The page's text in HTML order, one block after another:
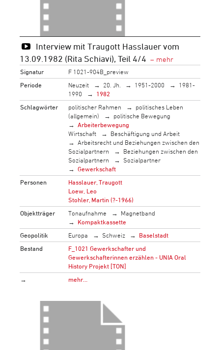
Interview mit Traugott Hasslauer vom
13.09.1982 (Rita Schiavi), Teil 4/4
Signatur
F 1021-904B_preview
Periode
Neuzeit 20. Jh. 1951-2000
1981-
1990
1982
Schlagwörter
politischer Rahmen
politisches Leben
(allgemein)
politische Bewegung
Arbeiterbewegung
Wirtschaft
Beschäftigung und Arbeit
Arbeitsrecht und Beziehungen zwischen den
Sozialpartnern
Beziehungen zwischen den
Sozialpartnern
Sozialpartner
Gewerkschaft
Personen
Hasslauer, Traugott
Loew, Leo
Stohler, Martin (?-1966)
Objektträger
Tonaufnahme
Magnetband
Kompaktkassette
Geopolitik
Europa Schweiz
Baselstadt
Bestand
F_1021 Gewerkschafter und
Gewerkschafterinnen erzählen - UNIA Oral
History Projekt [TON]
→
mehr…